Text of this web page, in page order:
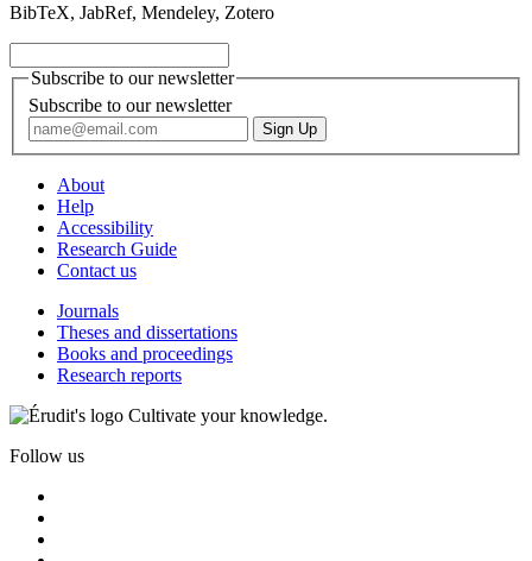
BibTeX, JabRef, Mendeley, Zotero
Subscribe to our newsletter
Subscribe to our newsletter
About
Help
Accessibility
Research Guide
Contact us
Journals
Theses and dissertations
Books and proceedings
Research reports
Cultivate your knowledge.
Follow us